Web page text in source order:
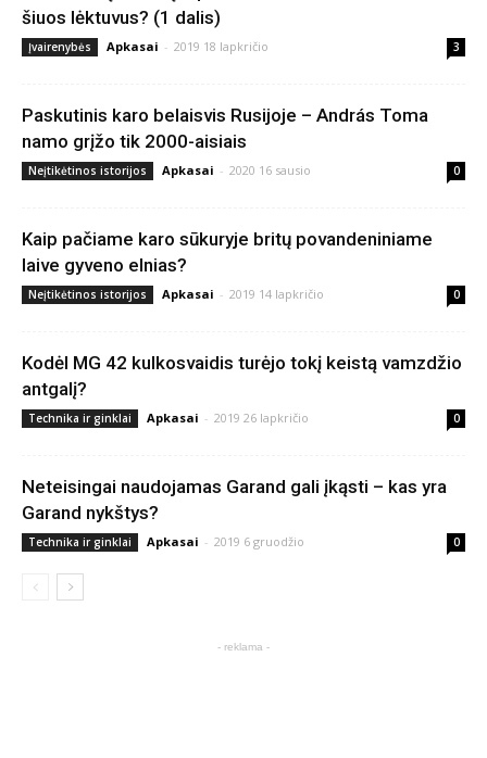
šiuos lėktuvus? (1 dalis)
Įvairenybės Apkasai - 2019 18 lapkričio 3
Paskutinis karo belaisvis Rusijoje – András Toma
namo grįžo tik 2000-aisiais
Neįtikėtinos istorijos Apkasai - 2020 16 sausio 0
Kaip pačiame karo sūkuryje britų povandeniniame
laive gyveno elnias?
Neįtikėtinos istorijos Apkasai - 2019 14 lapkričio 0
Kodėl MG 42 kulkosvaidis turėjo tokį keistą vamzdžio
antgalį?
Technika ir ginklai Apkasai - 2019 26 lapkričio 0
Neteisingai naudojamas Garand gali įkąsti – kas yra
Garand nykštys?
Technika ir ginklai Apkasai - 2019 6 gruodžio 0
- reklama -